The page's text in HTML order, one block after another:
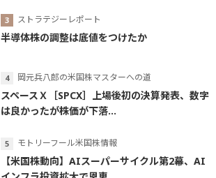
ストラテジーレポート
半導体株の調整は底値をつけたか
岡元兵八郎の米国株マスターへの道
スペースＸ［SPCX］上場後初の決算発表、数字
は良かったが株価が下落...
モトリーフール米国株情報
【米国株動向】AIスーパーサイクル第2幕、AI